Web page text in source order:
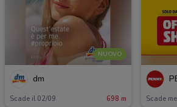
NUOVO
dm
Scade il 02/09 698 m Scade